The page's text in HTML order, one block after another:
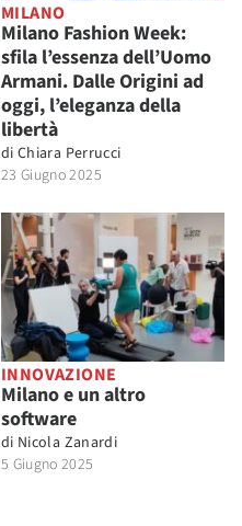
MILANO
Milano Fashion Week:
sfila l’essenza dell’Uomo
Armani. Dalle Origini ad
oggi, l’eleganza della
libertà
di Chiara Perrucci
23 Giugno 2025
INNOVAZIONE
Milano e un altro
software
di Nicola Zanardi
5 Giugno 2025